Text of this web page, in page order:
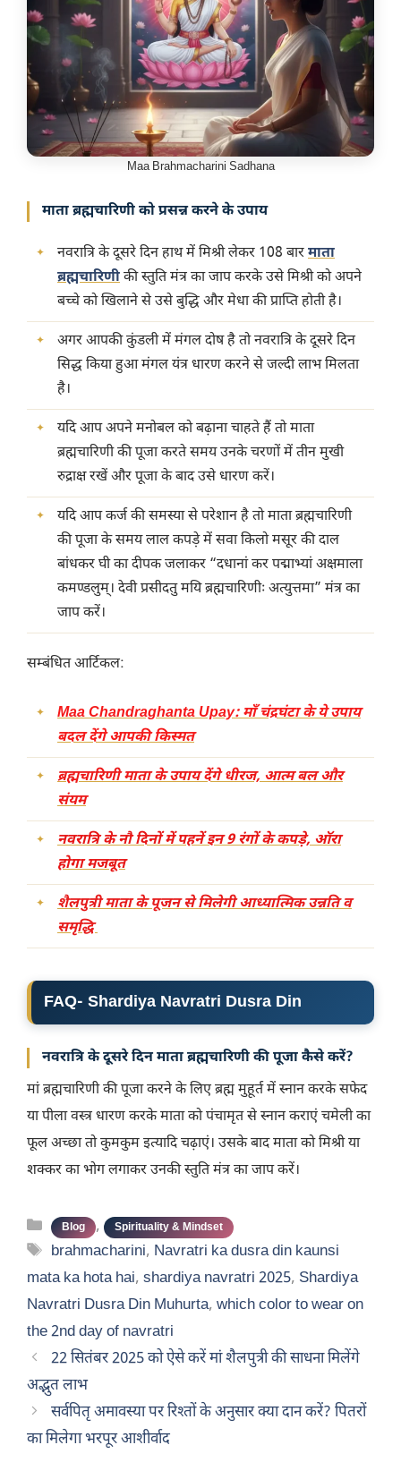
Maa Brahmacharini Sadhana
माता ब्रह्मचारिणी को प्रसन्न करने के उपाय
नवरात्रि के दूसरे दिन हाथ में मिश्री लेकर 108 बारमाता
ब्रह्मचारिणीकी स्तुति मंत्र का जाप करके उसे मिश्री को अपने
बच्चे को खिलाने से उसे बुद्धि और मेधा की प्राप्ति होती है।
अगर आपकी कुंडली में मंगल दोष है तो नवरात्रि के दूसरे दिन
सिद्ध किया हुआ मंगल यंत्र धारण करने से जल्दी लाभ मिलता
है।
यदि आप अपने मनोबल को बढ़ाना चाहते हैं तो माता
ब्रह्मचारिणी की पूजा करते समय उनके चरणों में तीन मुखी
रुद्राक्ष रखें और पूजा के बाद उसे धारण करें।
यदि आप कर्ज की समस्या से परेशान है तो माता ब्रह्मचारिणी
की पूजा के समय लाल कपड़े में सवा किलो मसूर की दाल
बांधकर घी का दीपक जलाकर “दधानां कर पद्माभ्यां अक्षमाला
कमण्डलुम्। देवी प्रसीदतु मयि ब्रह्मचारिणीः अत्युत्तमा” मंत्र का
जाप करें।
सम्बंधित आर्टिकल:
Maa Chandraghanta Upay: माँ चंद्रघंटा के ये उपाय
बदल देंगे आपकी किस्मत
ब्रह्मचारिणी माता के उपाय देंगे धीरज, आत्म बल और
संयम
नवरात्रि के नौ दिनों में पहनें इन 9 रंगों के कपड़े, ऑरा
होगा मजबूत
शैलपुत्री माता के पूजन से मिलेगी आध्यात्मिक उन्नति व
समृद्धि
FAQ- Shardiya Navratri Dusra Din
नवरात्रि के दूसरे दिन माता ब्रह्मचारिणी की पूजा कैसे करें?
मां ब्रह्मचारिणी की पूजा करने के लिए ब्रह्म मुहूर्त में स्नान करके सफेद
या पीला वस्त्र धारण करके माता को पंचामृत से स्नान कराएं चमेली का
फूल अच्छा तो कुमकुम इत्यादि चढ़ाएं। उसके बाद माता को मिश्री या
शक्कर का भोग लगाकर उनकी स्तुति मंत्र का जाप करें।
Categories
Blog , Spirituality & Mindset
Tags
brahmacharini, Navratri ka dusra din kaunsi
mata ka hota hai, shardiya navratri 2025, Shardiya
Navratri Dusra Din Muhurta, which color to wear on
the 2nd day of navratri
22 सितंबर 2025 को ऐसे करें मां शैलपुत्री की साधना मिलेंगे
अद्भुत लाभ
सर्वपितृ अमावस्या पर रिश्तों के अनुसार क्या दान करें? पितरों
का मिलेगा भरपूर आशीर्वाद